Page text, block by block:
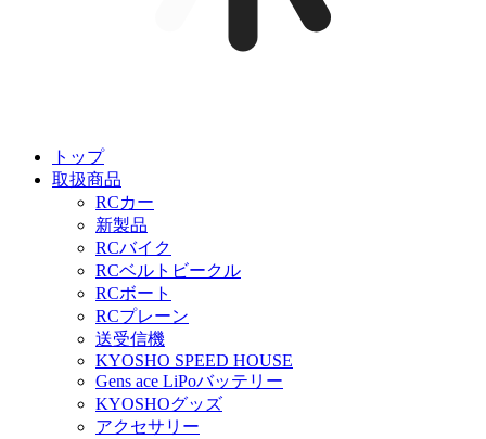
トップ
取扱商品
RCカー
新製品
RCバイク
RCベルトビークル
RCボート
RCプレーン
送受信機
KYOSHO SPEED HOUSE
Gens ace LiPoバッテリー
KYOSHOグッズ
アクセサリー